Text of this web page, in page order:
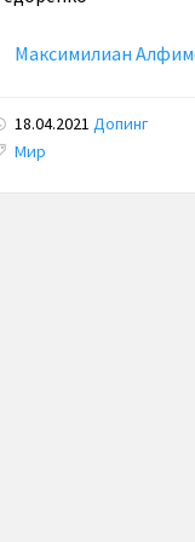
Максимилиан
18.04.2021 Допинг
Tags:
Мир